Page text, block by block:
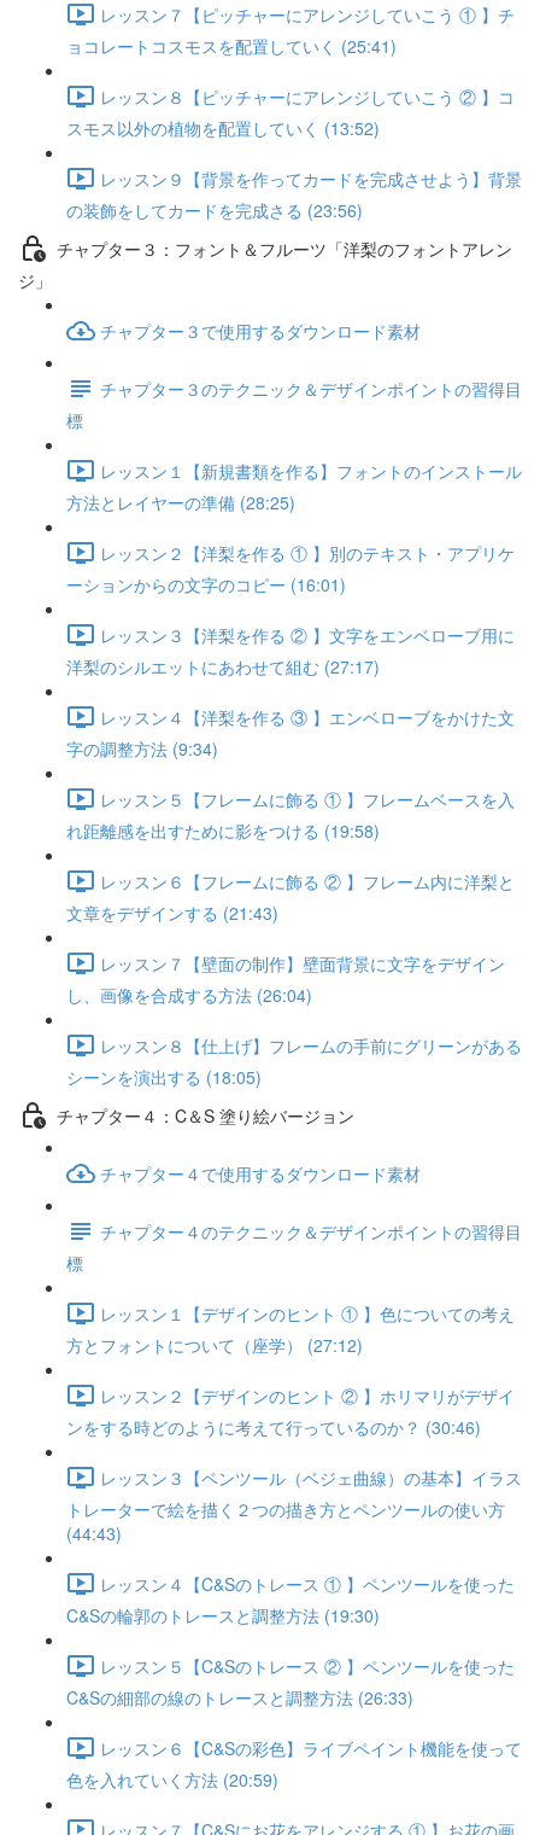
レッスン７【ピッチャーにアレンジしていこう ① 】チ
ョコレートコスモスを配置していく (25:41)
レッスン８【ピッチャーにアレンジしていこう ② 】コ
スモス以外の植物を配置していく (13:52)
レッスン９【背景を作ってカードを完成させよう】背景
の装飾をしてカードを完成さる (23:56)
チャプター３：フォント＆フルーツ「洋梨のフォントアレン
ジ」
チャプター３で使用するダウンロード素材
チャプター３のテクニック＆デザインポイントの習得目
標
レッスン１【新規書類を作る】フォントのインストール
方法とレイヤーの準備 (28:25)
レッスン２【洋梨を作る ① 】別のテキスト・アプリケ
ーションからの文字のコピー (16:01)
レッスン３【洋梨を作る ② 】文字をエンベローブ用に
洋梨のシルエットにあわせて組む (27:17)
レッスン４【洋梨を作る ③ 】エンベローブをかけた文
字の調整方法 (9:34)
レッスン５【フレームに飾る ① 】フレームベースを入
れ距離感を出すために影をつける (19:58)
レッスン６【フレームに飾る ② 】フレーム内に洋梨と
文章をデザインする (21:43)
レッスン７【壁面の制作】壁面背景に文字をデザイン
し、画像を合成する方法 (26:04)
レッスン８【仕上げ】フレームの手前にグリーンがある
シーンを演出する (18:05)
チャプター４：C＆S 塗り絵バージョン
チャプター４で使用するダウンロード素材
チャプター４のテクニック＆デザインポイントの習得目
標
レッスン１【デザインのヒント ① 】色についての考え
方とフォントについて（座学） (27:12)
レッスン２【デザインのヒント ② 】ホリマリがデザイ
ンをする時どのように考えて行っているのか？ (30:46)
レッスン３【ペンツール（ベジェ曲線）の基本】イラス
トレーターで絵を描く２つの描き方とペンツールの使い方
(44:43)
レッスン４【C&Sのトレース ① 】ペンツールを使った
C&Sの輪郭のトレースと調整方法 (19:30)
レッスン５【C&Sのトレース ② 】ペンツールを使った
C&Sの細部の線のトレースと調整方法 (26:33)
レッスン６【C&Sの彩色】ライブペイント機能を使って
色を入れていく方法 (20:59)
レッスン７【C&Sにお花をアレンジする ① 】お花の画